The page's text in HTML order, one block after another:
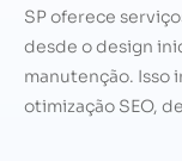
SP oferece
desde o design
manutenção. Isso
otimização SEO,